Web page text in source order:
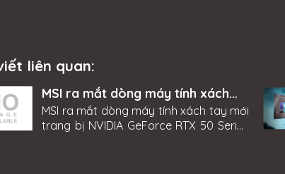
liên quan:
MSI ra mắt dòng máy tính xách
tay mới trang bị NVIDIA GeForce
RTX 50 Series tại CES 2025
MSI ra mắt dòng máy tính xách tay mới
trang bị NVIDIA GeForce RTX 50 Series